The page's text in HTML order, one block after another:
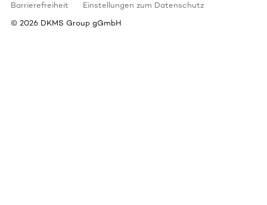
Barrierefreiheit
Einstellungen zum Datenschutz
© 2026 DKMS Group gGmbH